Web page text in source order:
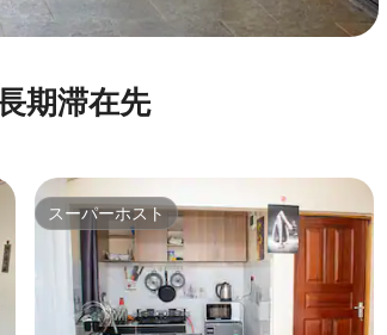
期滞在先
スーパーホスト
スーパーホスト